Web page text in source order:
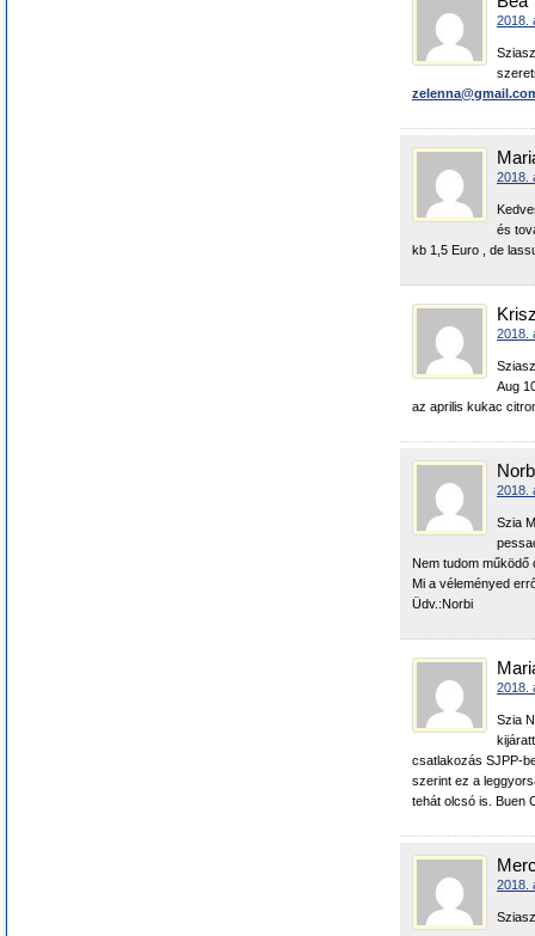
2018.
2018.
és
kb 1,5 Euro , de
2018.
Aug
az aprilis kukac
2018.
Szia
Nem tudom
Mi a véleményed
Üdv.:Norbi
2018.
Szia
csatlakozás SJPP-
szerint ez a
tehát olcsó is. Buen
2018.